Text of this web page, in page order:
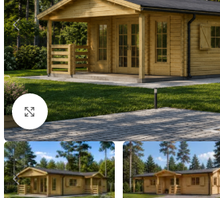
Klick zum Vergrößern